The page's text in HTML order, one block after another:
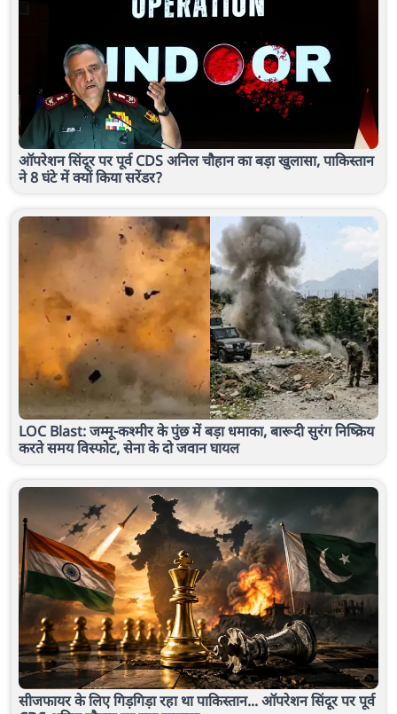
ऑपरेशन सिंदूर पर पूर्व CDS अनिल चौहान का बड़ा खुलासा, पाकिस्तान
ने 8 घंटे में क्यों किया सरेंडर?
LOC Blast: जम्मू-कश्मीर के पुंछ में बड़ा धमाका, बारूदी सुरंग निष्क्रिय
करते समय विस्फोट, सेना के दो जवान घायल
सीजफायर के लिए गिड़गिड़ा रहा था पाकिस्तान... ऑपरेशन सिंदूर पर पूर्व